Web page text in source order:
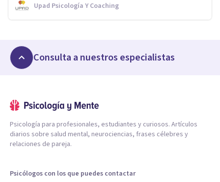
Upad Psicología Y Coaching
Consulta a nuestros especialistas
Psicología para profesionales, estudiantes y curiosos. Artículos
diarios sobre salud mental, neurociencias, frases célebres y
relaciones de pareja.
Psicólogos con los que puedes contactar